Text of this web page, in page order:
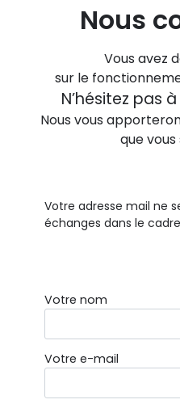
Nous
Vous avez
sur le
N’hésitez pas
Nous vous
que vous
Votre adresse mail ne
échanges dans le
Votre nom
Votre e-mail